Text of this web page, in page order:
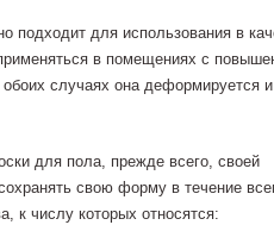
подходит для использования в
в помещениях с
случаях она деформируется и
для пола, прежде всего, своей
свою форму в течение
к числу которых относятся: